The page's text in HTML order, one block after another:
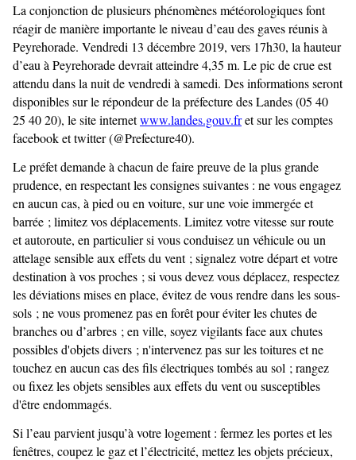
La conjonction de plusieurs phénomènes météorologiques font
réagir de manière importante le niveau d’eau des gaves réunis à
Peyrehorade. Vendredi 13 décembre 2019, vers 17h30, la hauteur
d’eau à Peyrehorade devrait atteindre 4,35 m. Le pic de crue est
attendu dans la nuit de vendredi à samedi. Des informations seront
disponibles sur le répondeur de la préfecture des Landes (05 40
25 40 20), le site internetwww.landes.gouv.fret sur les comptes
facebook et twitter (@Prefecture40).
Le préfet demande à chacun de faire preuve de la plus grande
prudence, en respectant les consignes suivantes : ne vous engagez
en aucun cas, à pied ou en voiture, sur une voie immergée et
barrée ; limitez vos déplacements. Limitez votre vitesse sur route
et autoroute, en particulier si vous conduisez un véhicule ou un
attelage sensible aux effets du vent ; signalez votre départ et votre
destination à vos proches ; si vous devez vous déplacez, respectez
les déviations mises en place, évitez de vous rendre dans les sous-
sols ; ne vous promenez pas en forêt pour éviter les chutes de
branches ou d’arbres ; en ville, soyez vigilants face aux chutes
possibles d'objets divers ; n'intervenez pas sur les toitures et ne
touchez en aucun cas des fils électriques tombés au sol ; rangez
ou fixez les objets sensibles aux effets du vent ou susceptibles
d'être endommagés.
Si l’eau parvient jusqu’à votre logement : fermez les portes et les
fenêtres, coupez le gaz et l’électricité, mettez les objets précieux,